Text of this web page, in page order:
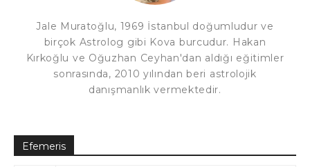
Jale Muratoğlu, 1969 İstanbul doğumludur ve
birçok Astrolog gibi Kova burcudur. Hakan
Kırkoğlu ve Oğuzhan Ceyhan'dan aldığı eğitimler
sonrasında, 2010 yılından beri astrolojik
danışmanlık vermektedir.
Efemeris